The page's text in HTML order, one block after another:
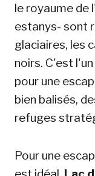
le royaume de
estanys- sont
glaciaires, les
noirs. C'est
pour une
bien balisés,
refuges
Pour une